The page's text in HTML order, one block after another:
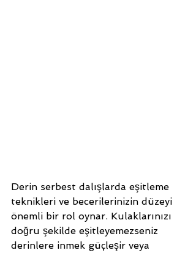
Derin serbest dalışlarda eşitleme
teknikleri ve becerilerinizin düzeyi
önemli bir rol oynar. Kulaklarınızı
doğru şekilde eşitleyemezseniz
derinlere inmek güçleşir veya